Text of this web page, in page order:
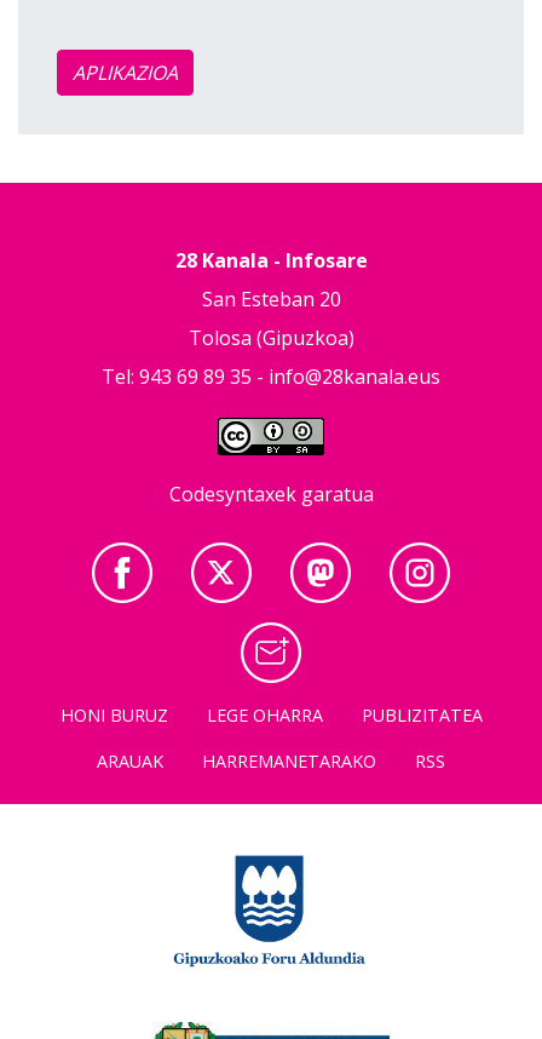
APLIKAZIOA
28 Kanala - Infosare
San Esteban 20
Tolosa (Gipuzkoa)
Tel: 943 69 89 35 - info@28kanala.eus
Codesyntaxek garatua
HONI BURUZ LEGE OHARRA
PUBLIZITATEA
ARAUAK
HARREMANETARAKO RSS